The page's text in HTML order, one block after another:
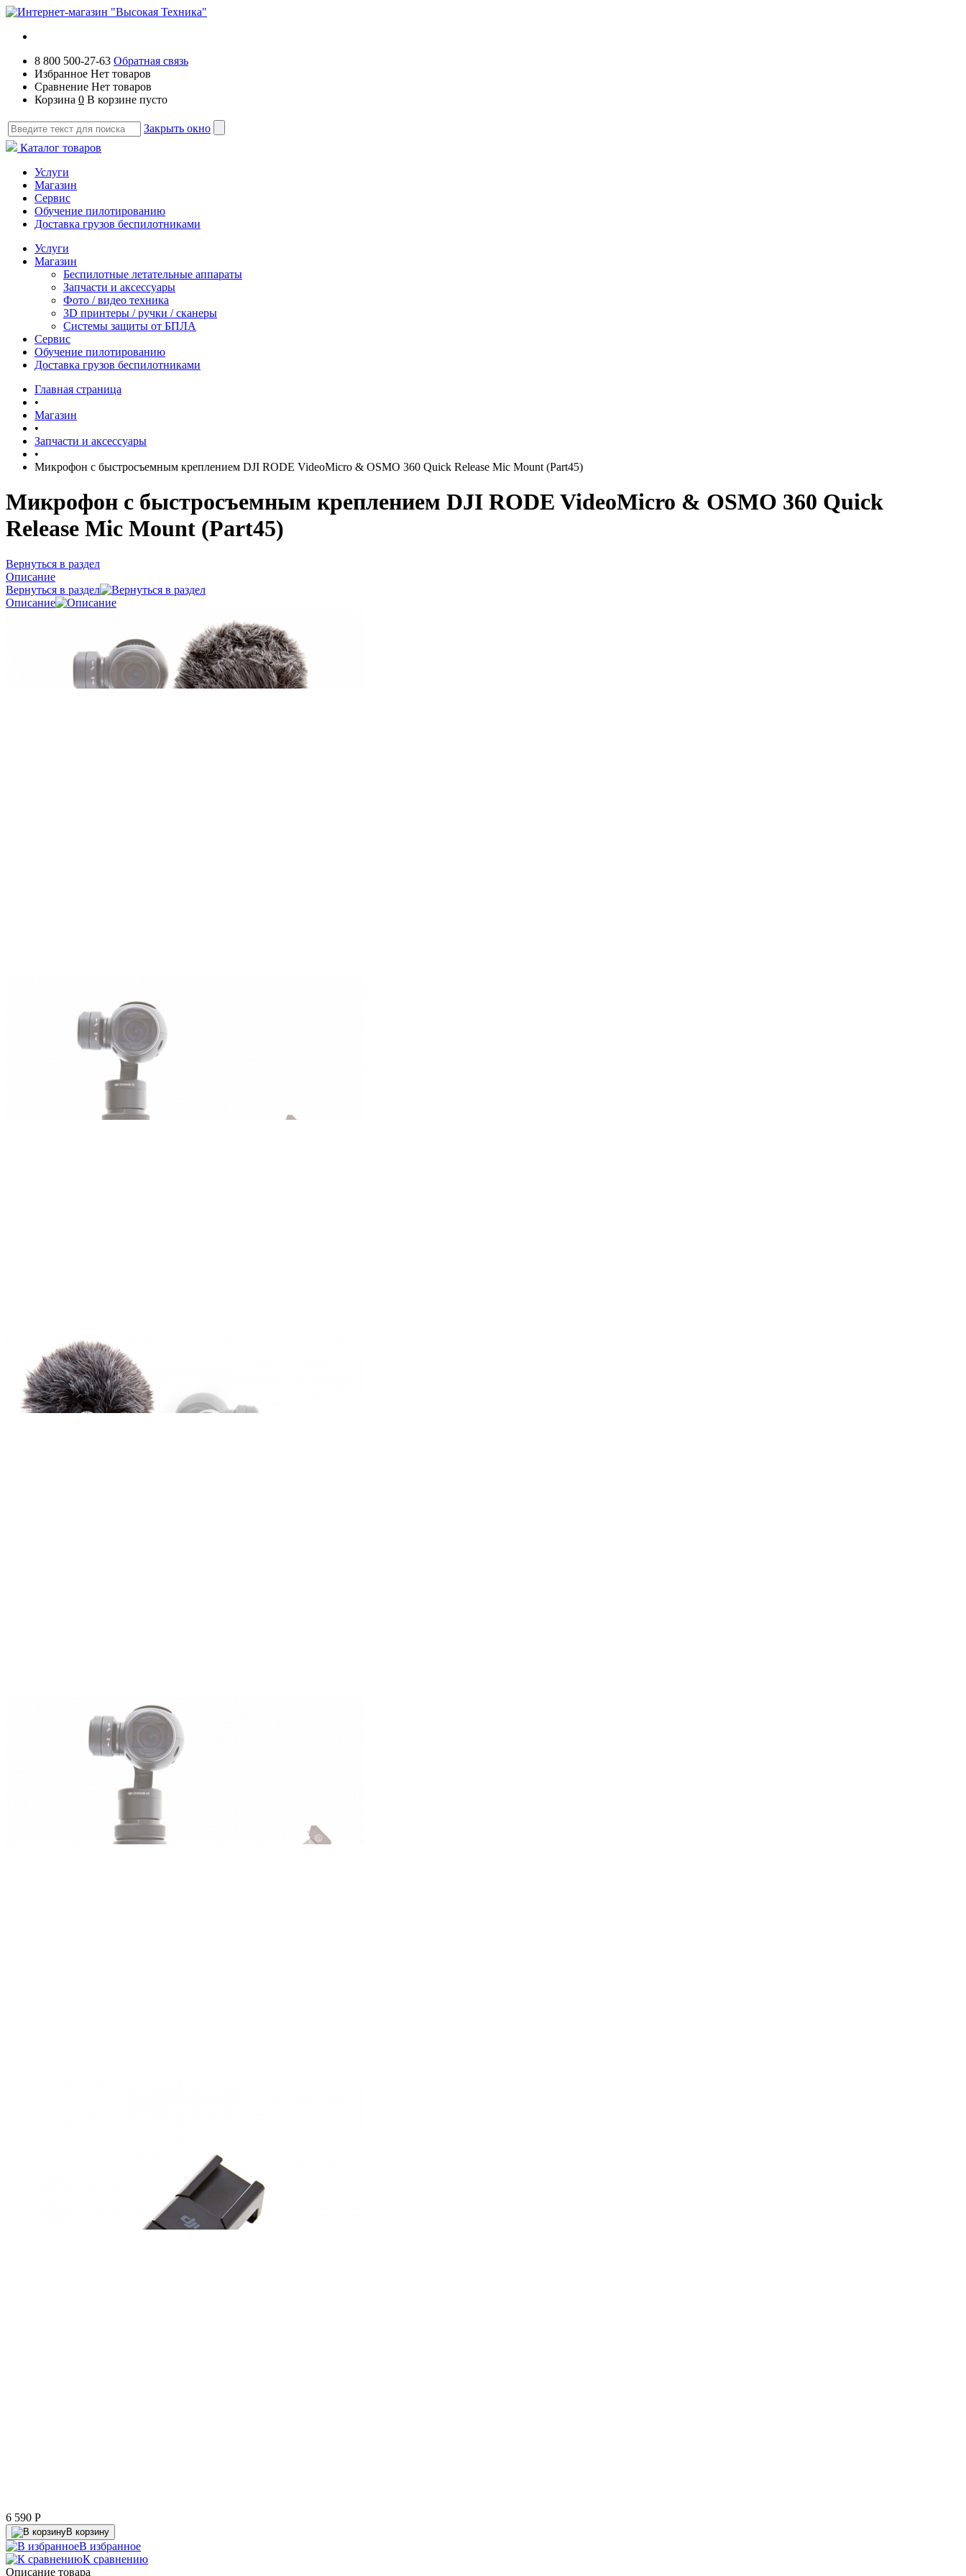
8 800 500-27-63 Обратная связь
Избранное Нет товаров
Сравнение Нет товаров
Корзина 0 В корзине пусто
Закрыть окно
Каталог товаров
Услуги
Магазин
Сервис
Обучение пилотированию
Доставка грузов беспилотниками
Услуги
Магазин
Беспилотные летательные аппараты
Запчасти и аксессуары
Фото / видео техника
3D принтеры / ручки / сканеры
Системы защиты от БПЛА
Сервис
Обучение пилотированию
Доставка грузов беспилотниками
Главная страница
•
Магазин
•
Запчасти и аксессуары
•
Микрофон с быстросъемным креплением DJI RODE VideoMicro & OSMO 360 Quick Release Mic Mount (Part45)
Микрофон с быстросъемным креплением DJI RODE VideoMicro & OSMO 360 Quick
Release Mic Mount (Part45)
Вернуться в раздел
Описание
Вернуться в раздел
Описание
6 590 P
В корзину
В избранное
К сравнению
Описание товара